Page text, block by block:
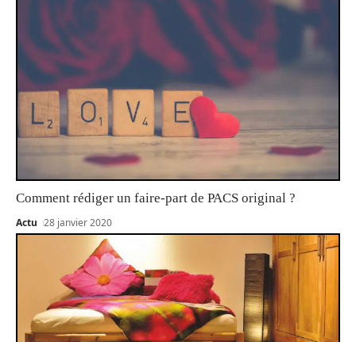
Comment rédiger un faire-part de PACS original ?
Actu 28 janvier 2020